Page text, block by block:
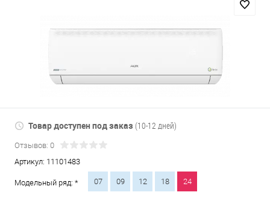
Товар доступен под заказ (10-12 дней)
Отзывов: 0
Артикул: 11101483
Модельный ряд: * 07 09 12 18 24